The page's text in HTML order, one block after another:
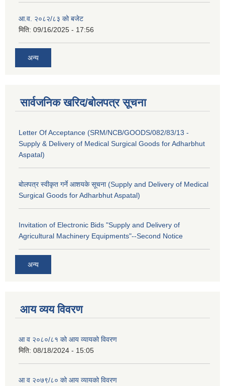
आ.व. २०८२/८३ को बजेट
मिति: 09/16/2025 - 17:56
अन्य
सार्वजनिक खरिद/बोलपत्र सूचना
Letter Of Acceptance (SRM/NCB/GOODS/082/83/13 -
Supply & Delivery of Medical Surgical Goods for Adharbhut
Aspatal)
बोलपत्र स्वीकृत गर्ने आशयके सूचना (Supply and Delivery of Medical
Surgical Goods for Adharbhut Aspatal)
Invitation of Electronic Bids "Supply and Delivery of
Agricultural Machinery Equipments"--Second Notice
अन्य
आय व्यय विवरण
आ व २०८०/८१ को आय व्यायको विवरण
मिति: 08/18/2024 - 15:05
आ व २०७९/८० को आय व्यायको विवरण